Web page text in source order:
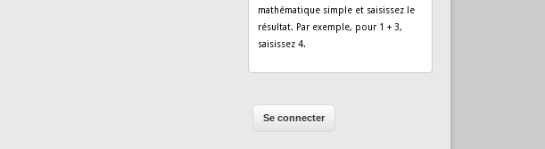
mathématique simple et saisissez le
résultat. Par exemple, pour 1 + 3,
saisissez 4.